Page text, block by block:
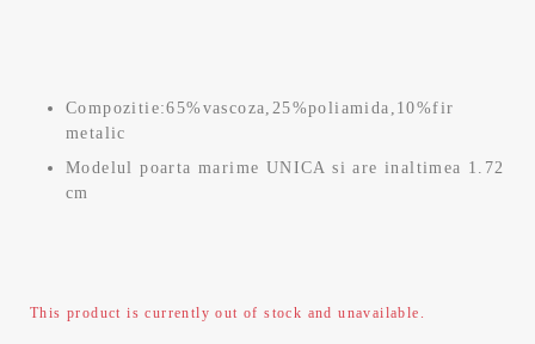
Compozitie:65%vascoza,25%poliamida,10%fir
metalic
Modelul poarta marime UNICA si are inaltimea 1.72
cm
This product is currently out of stock and unavailable.